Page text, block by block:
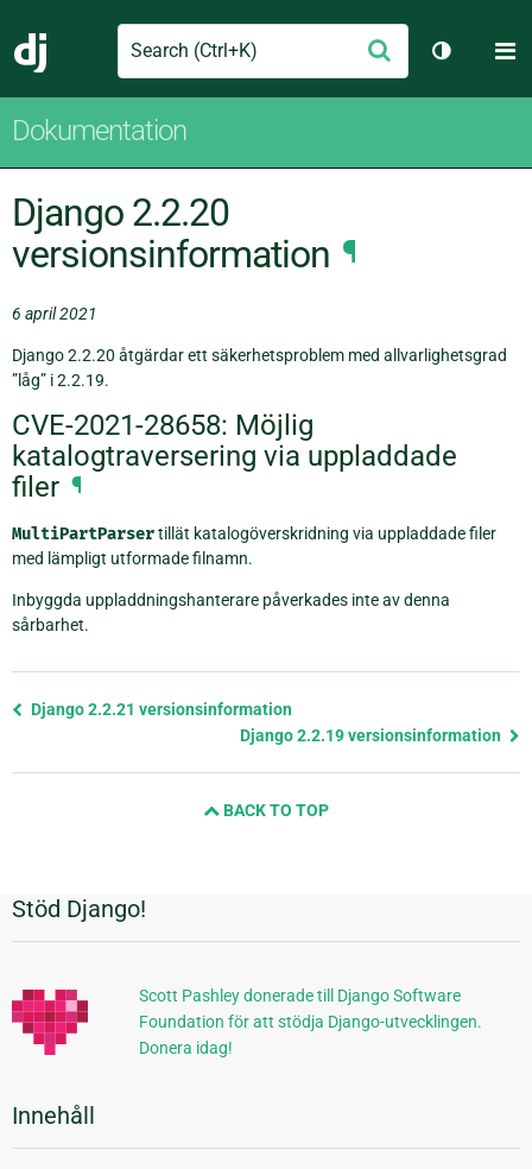
Django
Search Skicka
Växla
Dokumentation
Django 2.2.20
versionsinformation ¶
6 april 2021
Django 2.2.20 åtgärdar ett säkerhetsproblem med allvarlighetsgrad
”låg” i 2.2.19.
CVE-2021-28658: Möjlig
katalogtraversering via uppladdade
filer ¶
MultiPartParsertillät katalogöverskridning via uppladdade filer
med lämpligt utformade filnamn.
Inbyggda uppladdningshanterare påverkades inte av denna
sårbarhet.
Föregående
Django 2.2.21 versionsinformation
Django 2.2.19 versionsinformation
BACK TO TOP
Ytterligare
information
Stöd Django!
Scott Pashley donerade till Django Software
Foundation för att stödja Django-utvecklingen.
Donera idag!
Innehåll